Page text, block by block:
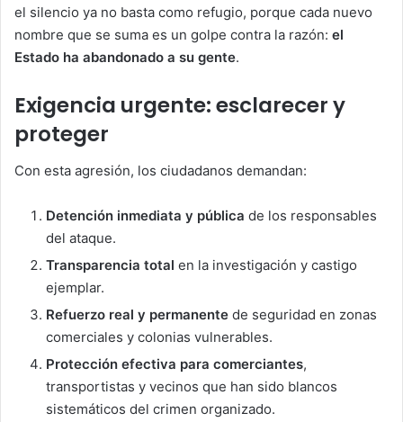
el silencio ya no basta como refugio, porque cada nuevo
nombre que se suma es un golpe contra la razón: el
Estado ha abandonado a su gente.
Exigencia urgente: esclarecer y
proteger
Con esta agresión, los ciudadanos demandan:
Detención inmediata y pública de los responsables
del ataque.
Transparencia total en la investigación y castigo
ejemplar.
Refuerzo real y permanente de seguridad en zonas
comerciales y colonias vulnerables.
Protección efectiva para comerciantes,
transportistas y vecinos que han sido blancos
sistemáticos del crimen organizado.